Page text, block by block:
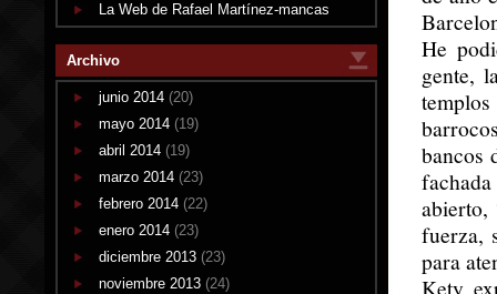
La Web de Rafael Martínez-mancas
Archivo
junio 2014 (20)
mayo 2014 (19)
abril 2014 (19)
marzo 2014 (23)
febrero 2014 (22)
enero 2014 (23)
diciembre 2013 (23)
noviembre 2013 (24)
He
gente,
bancos
abierto,
fuerza,
para
Kety